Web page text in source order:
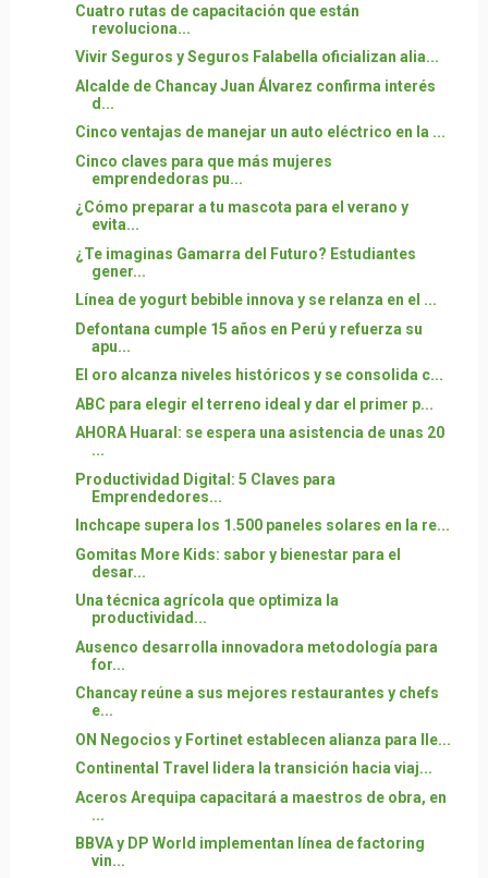
Cuatro rutas de capacitación que están
revoluciona...
Vivir Seguros y Seguros Falabella oficializan alia...
Alcalde de Chancay Juan Álvarez confirma interés
d...
Cinco ventajas de manejar un auto eléctrico en la ...
Cinco claves para que más mujeres
emprendedoras pu...
¿Cómo preparar a tu mascota para el verano y
evita...
¿Te imaginas Gamarra del Futuro? Estudiantes
gener...
Línea de yogurt bebible innova y se relanza en el ...
Defontana cumple 15 años en Perú y refuerza su
apu...
El oro alcanza niveles históricos y se consolida c...
ABC para elegir el terreno ideal y dar el primer p...
AHORA Huaral: se espera una asistencia de unas 20
...
Productividad Digital: 5 Claves para
Emprendedores...
Inchcape supera los 1.500 paneles solares en la re...
Gomitas More Kids: sabor y bienestar para el
desar...
Una técnica agrícola que optimiza la
productividad...
Ausenco desarrolla innovadora metodología para
for...
Chancay reúne a sus mejores restaurantes y chefs
e...
ON Negocios y Fortinet establecen alianza para lle...
Continental Travel lidera la transición hacia viaj...
Aceros Arequipa capacitará a maestros de obra, en
...
BBVA y DP World implementan línea de factoring
vin...